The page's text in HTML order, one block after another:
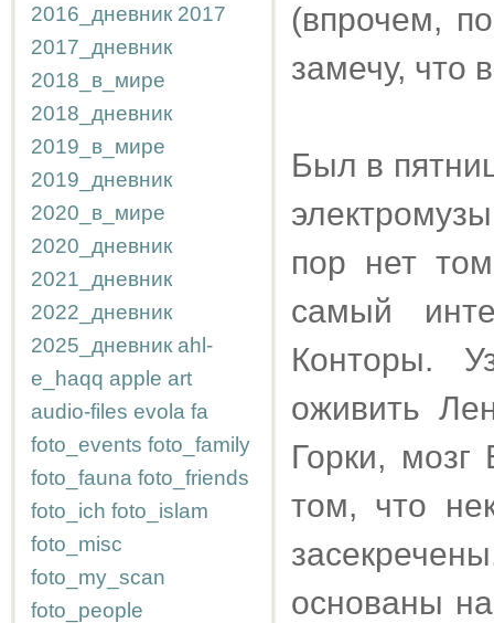
2016_дневник 2017
2017_дневник
2018_в_мире
2018_дневник
2019_в_мире
2019_дневник
2020_в_мире
2020_дневник
2021_дневник
2022_дневник
2025_дневник ahl-
e_haqq apple art
audio-files evola fa
foto_events foto_family
foto_fauna foto_friends
foto_ich foto_islam
foto_misc
foto_my_scan
foto_people
(впрочем,
замечу, что
Был в
пор нет
самый
Конторы.
оживить
Горки,
том, что
основаны